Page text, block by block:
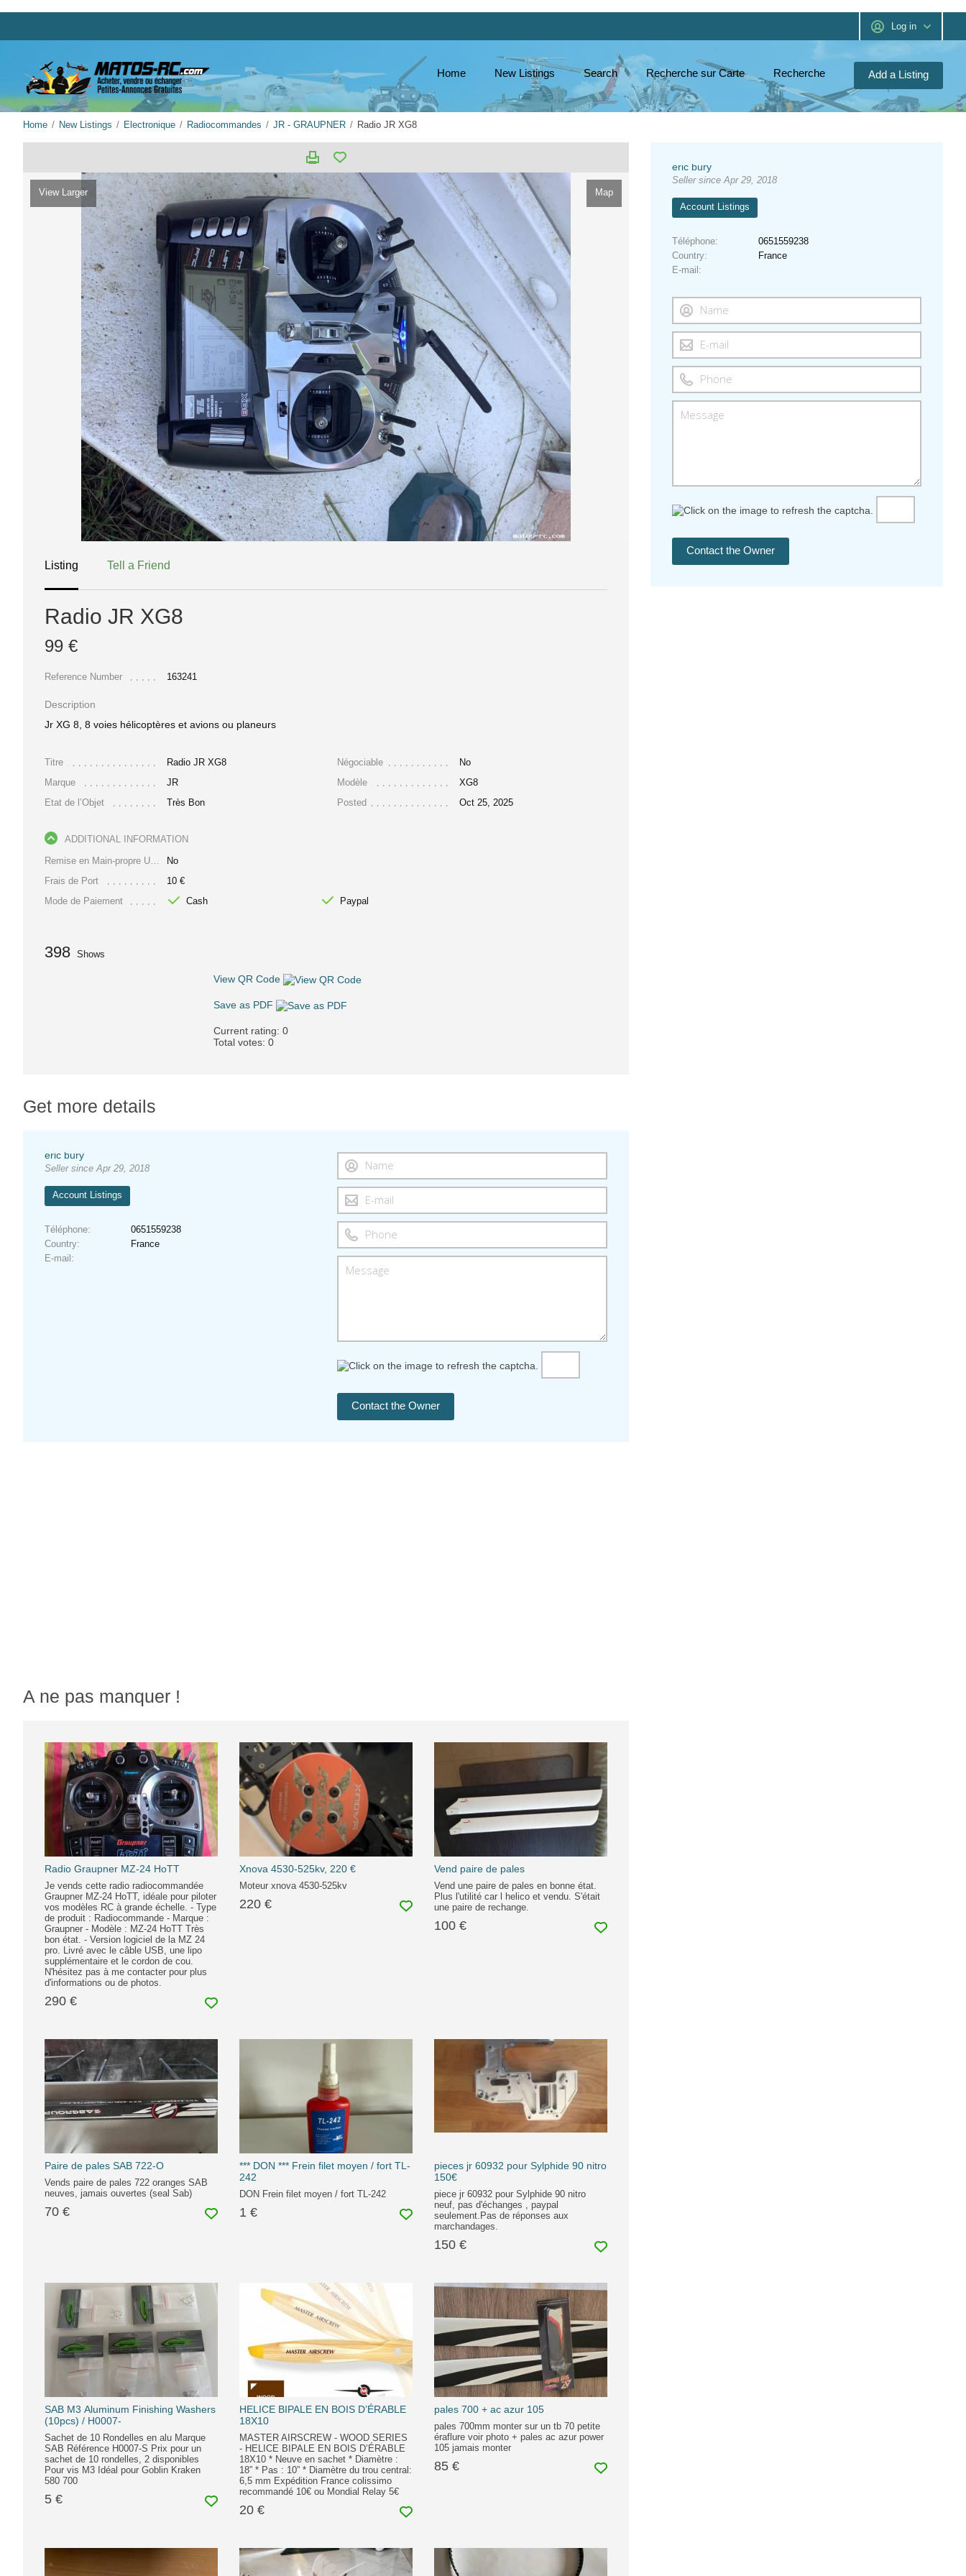
Log in
Add a Listing
Home New Listings Search Recherche sur Carte Recherche
Home New Listings Electronique Radiocommandes JR - GRAUPNER Radio JR XG8
eric bury
Seller since Apr 29, 2018
Account Listings
Téléphone
0651559238
Country
France
E-mail
View Larger Map
Listing Tell a Friend
Radio JR XG8
99 €
Reference Number 163241
Description
Jr XG 8, 8 voies hélicoptères et avions ou planeurs
Titre Radio JR XG8 Négociable
No
Marque
JR Modèle
XG8
Etat de l’Objet
Très Bon Posted Oct 25, 2025
ADDITIONAL INFORMATION
Remise en Main-propre Uniquement
No
Frais de Port
10 €
Mode de Paiement
Cash Paypal
View QR Code
Save as PDF
Current rating: 0
Total votes: 0
398 Shows
Get more details
eric bury
Seller since Apr 29, 2018
Account Listings
Téléphone
0651559238
Country
France
E-mail
A ne pas manquer !
Radio Graupner MZ-24 HoTT
Je vends cette radio radiocommandée
Graupner MZ-24 HoTT, idéale pour piloter
vos modèles RC à grande échelle. - Type
de produit : Radiocommande - Marque :
Graupner - Modèle : MZ-24 HoTT Très
bon état. - Version logiciel de la MZ 24
pro. Livré avec le câble USB, une lipo
supplémentaire et le cordon de cou.
N'hésitez pas à me contacter pour plus
d'informations ou de photos.
290 €
Xnova 4530-525kv, 220 €
Moteur xnova 4530-525kv
220 €
Vend paire de pales
Vend une paire de pales en bonne état.
Plus l'utilité car l helico et vendu. S'était
une paire de rechange.
100 €
Paire de pales SAB 722-O
Vends paire de pales 722 oranges SAB
neuves, jamais ouvertes (seal Sab)
70 €
*** DON *** Frein filet moyen / fort TL-
242
DON Frein filet moyen / fort TL-242
1 €
pieces jr 60932 pour Sylphide 90 nitro
150€
piece jr 60932 pour Sylphide 90 nitro
neuf, pas d'échanges , paypal
seulement.Pas de réponses aux
marchandages.
150 €
SAB M3 Aluminum Finishing Washers
(10pcs) / H0007-
Sachet de 10 Rondelles en alu Marque
SAB Référence H0007-S Prix pour un
sachet de 10 rondelles, 2 disponibles
Pour vis M3 Idéal pour Goblin Kraken
580 700
5 €
HELICE BIPALE EN BOIS D’ÉRABLE
18X10
MASTER AIRSCREW - WOOD SERIES
- HELICE BIPALE EN BOIS D’ÉRABLE
18X10 * Neuve en sachet * Diamètre :
18” * Pas : 10” * Diamètre du trou central:
6,5 mm Expédition France colissimo
recommandé 10€ ou Mondial Relay 5€
20 €
pales 700 + ac azur 105
pales 700mm monter sur un tb 70 petite
éraflure voir photo + pales ac azur power
105 jamais monter
85 €